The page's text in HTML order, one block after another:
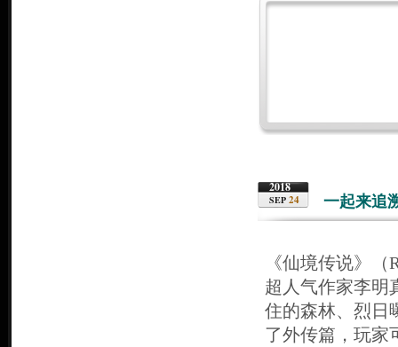
2018
SEP 24 一起来追
《仙境传说》
超人气作家李明
住的森林、烈日
了外传篇，玩家